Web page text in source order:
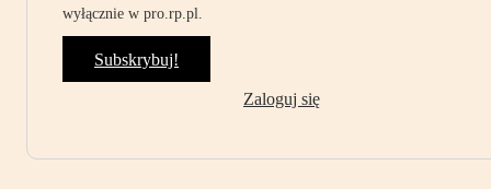
wyłącznie w pro.rp.pl.
Subskrybuj!
Zaloguj się